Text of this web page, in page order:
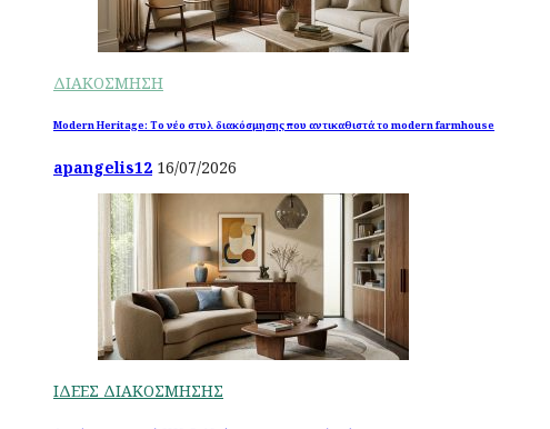
ΔΙΑΚΟΣΜΗΣΗ
Modern Heritage: Το νέο στυλ διακόσμησης που αντικαθιστά το modern farmhouse
apangelis12 16/07/2026
ΙΔΕΕΣ ΔΙΑΚΟΣΜΗΣΗΣ